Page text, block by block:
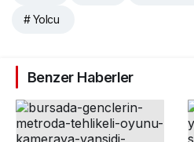
# Yolcu
Benzer Haberler